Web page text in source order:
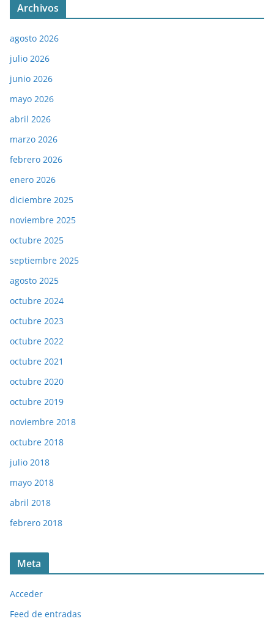
Archivos
agosto 2026
julio 2026
junio 2026
mayo 2026
abril 2026
marzo 2026
febrero 2026
enero 2026
diciembre 2025
noviembre 2025
octubre 2025
septiembre 2025
agosto 2025
octubre 2024
octubre 2023
octubre 2022
octubre 2021
octubre 2020
octubre 2019
noviembre 2018
octubre 2018
julio 2018
mayo 2018
abril 2018
febrero 2018
Meta
Acceder
Feed de entradas